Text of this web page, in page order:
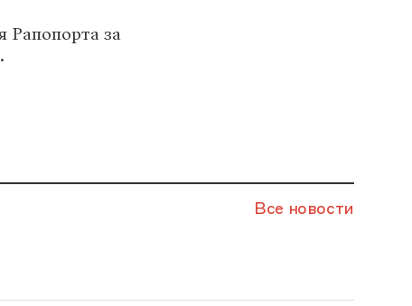
Рапопорта за
Все новости